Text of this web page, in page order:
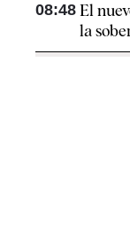
08:48 El
la